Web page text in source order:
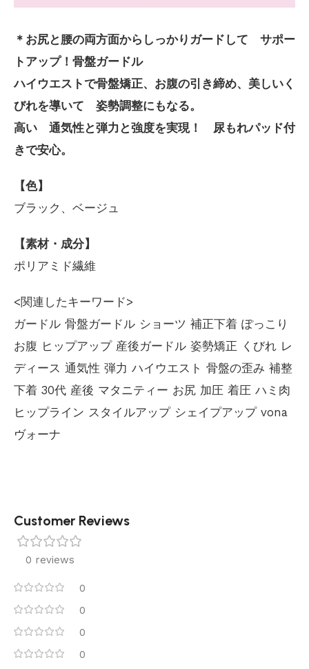
＊お尻と腰の両方面からしっかりガードして サポー
トアップ！骨盤ガードル
ハイウエストで骨盤矯正、お腹の引き締め、美しいく
びれを導いて 姿勢調整にもなる。
高い 通気性と弾力と強度を実現！ 尿もれパッド付
きで安心。
【色】
ブラック、ベージュ
【素材・成分】
ポリアミド繊維
<関連したキーワード>
ガードル 骨盤ガードル ショーツ 補正下着 ぽっこり
お腹 ヒップアップ 産後ガードル 姿勢矯正 くびれ レ
ディース 通気性 弾力 ハイウエスト 骨盤の歪み 補整
下着 30代 産後 マタニティー お尻 加圧 着圧 ハミ肉
ヒップライン スタイルアップ シェイプアップ vona
ヴォーナ
Customer Reviews
0 reviews
0
0
0
0